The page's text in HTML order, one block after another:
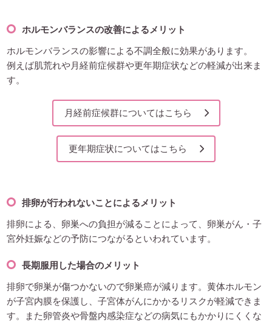
ホルモンバランスの改善によるメリット
ホルモンバランスの影響による不調全般に効果があります。
例えば肌荒れや月経前症候群や更年期症状などの軽減が出来ま
す。
月経前症候群についてはこちら
更年期症状についてはこちら
排卵が行われないことによるメリット
排卵による、卵巣への負担が減ることによって、卵巣がん・子
宮外妊娠などの予防につながるといわれています。
長期服用した場合のメリット
排卵で卵巣が傷つかないので卵巣癌が減ります。黄体ホルモン
が子宮内膜を保護し、子宮体がんにかかるリスクが軽減できま
す。また卵管炎や骨盤内感染症などの病気にもかかりにくくな